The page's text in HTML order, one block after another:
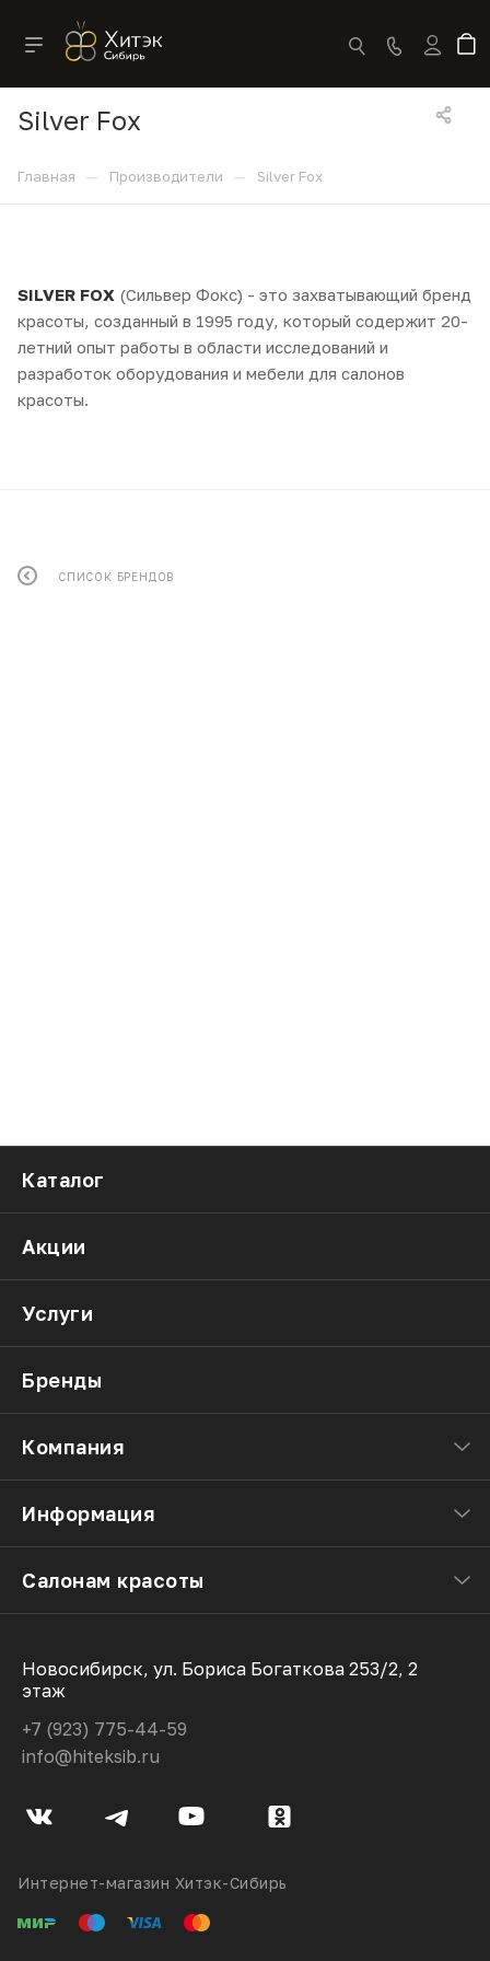
Silver Fox
Главная — Производители — Silver Fox
SILVER FOX (Сильвер Фокс) - это захватывающий бренд
красоты, созданный в 1995 году, который содержит 20-
летний опыт работы в области исследований и
разработок оборудования и мебели для салонов
красоты.
СПИСОК БРЕНДОВ
Каталог
Акции
Услуги
Бренды
Компания
Информация
Салонам красоты
Новосибирск, ул. Бориса Богаткова 253/2, 2
этаж
+7 (923) 775-44-59
info@hiteksib.ru
Интернет-магазин Хитэк-Сибирь